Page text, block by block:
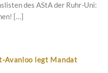
des AStA der Ruhr-Uni:
[…]
Avanloo legt Mandat